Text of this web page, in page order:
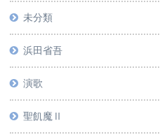
未分類
浜田省吾
演歌
聖飢魔Ⅱ